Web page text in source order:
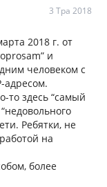
3 Тра 2018
2018 г. от
и
человеком с
адресом.
то здесь “самый
Ребятки, не
на
более